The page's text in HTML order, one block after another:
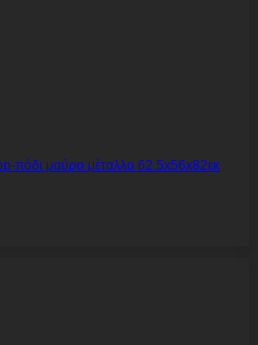
πόδι μαύρο μέταλλο 62.5x56x82εκ